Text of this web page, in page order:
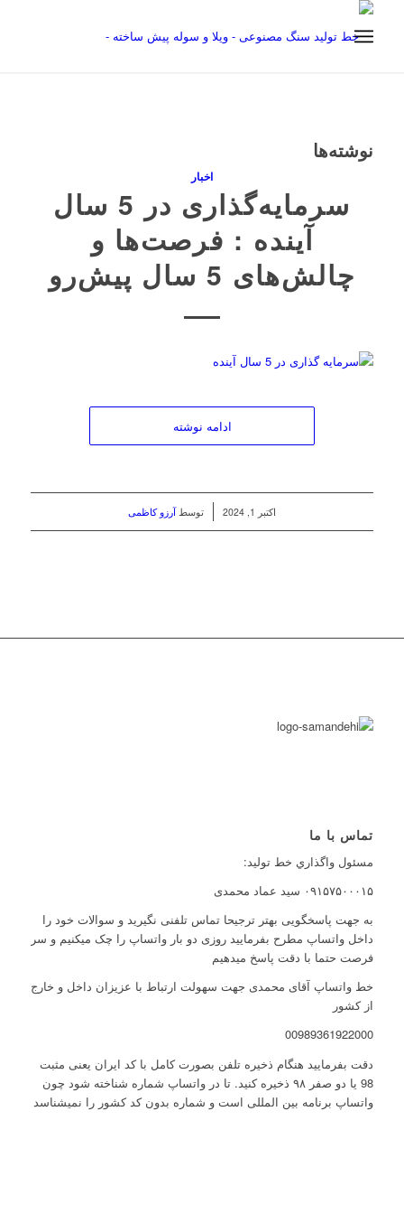
نوشته‌ها
اخبار
سرمایه‌گذاری در 5 سال
آینده : فرصت‌ها و
چالش‌های 5 سال پیش‌رو
ادامه نوشته
اکتبر 1, 2024
/ توسطآرزو کاظمی
تماس با ما
مسئول واگذاري خط توليد:
۰۹۱۵۷۵۰۰۰۱۵ سید عماد محمدی
به جهت پاسخگویی بهتر ترجیحا تماس تلفنی نگیرید و سوالات خود را
داخل واتساپ مطرح بفرمایید روزی دو بار واتساپ را چک میکنیم و سر
فرصت حتما با دقت پاسخ میدهیم
خط واتساپ آقای محمدی جهت سهولت ارتباط با عزیزان داخل و خارج
از کشور
00989361922000
دقت بفرمایید هنگام ذخیره تلفن بصورت کامل با کد ایران یعنی مثبت
98 یا دو صفر ۹۸ ذخیره کنید. تا در واتساپ شماره شناخته شود چون
واتساپ برنامه بین المللی است و شماره بدون کد کشور را نمیشناسد